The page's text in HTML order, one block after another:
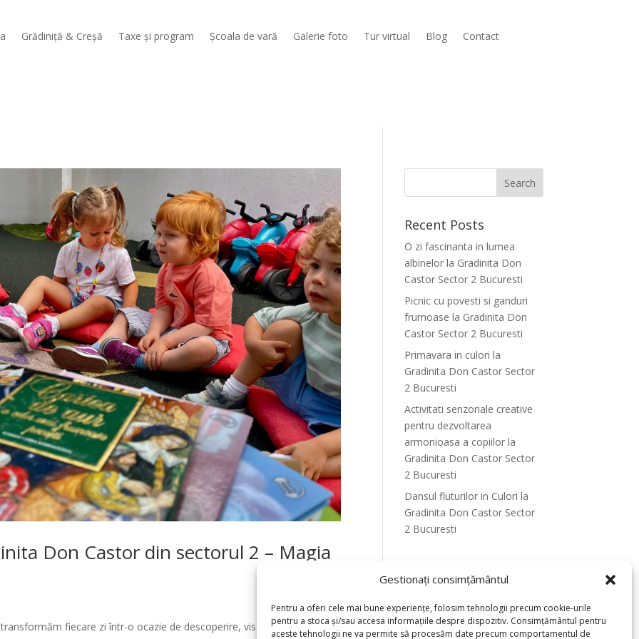
Gestionați consimțământul
Pentru a oferi cele mai bune experiențe, folosim tehnologii precum cookie-urile
pentru a stoca și/sau accesa informațiile despre dispozitiv. Consimțământul pentru
aceste tehnologii ne va permite să procesăm date precum comportamentul de
Grădiniță & Creșă Taxe și program Școala de vară Galerie foto Tur virtual Blog Contact
Don Castor din sectorul 2 – Magia
fiecare zi într-o ocazie de descoperire, visare și învățare
Recent Posts
O zi fascinanta in lumea
albinelor la Gradinita Don
Castor Sector 2 Bucuresti
Picnic cu povesti si ganduri
frumoase la Gradinita Don
Castor Sector 2 Bucuresti
Primavara in culori la
Gradinita Don Castor Sector
2 Bucuresti
Activitati senzoriale creative
pentru dezvoltarea
armonioasa a copiilor la
Gradinita Don Castor Sector
2 Bucuresti
Dansul fluturilor in Culori la
Gradinita Don Castor Sector
2 Bucuresti